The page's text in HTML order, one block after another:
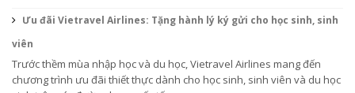
Ưu đãi Vietravel Airlines: Tặng hành lý ký gửi cho học sinh, sinh
viên
Trước thềm mùa nhập học và du học, Vietravel Airlines mang đến
chương trình ưu đãi thiết thực dành cho học sinh, sinh viên và du học